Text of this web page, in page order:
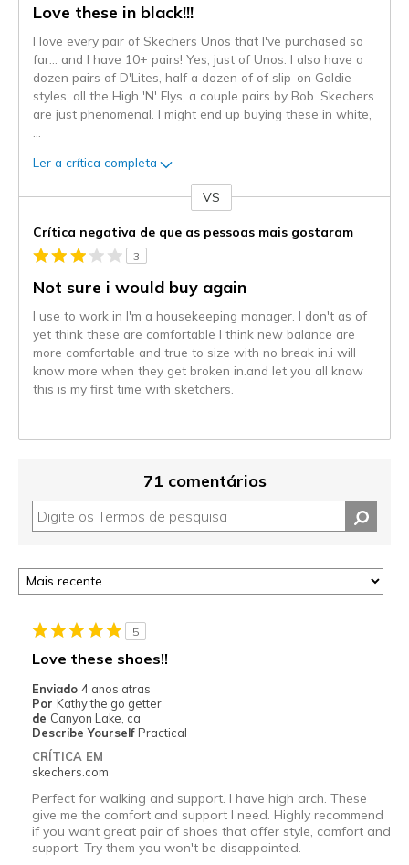
Love these in black!!!
I love every pair of Skechers Unos that I've purchased so
far... and I have 10+ pairs! Yes, just of Unos. I also have a
dozen pairs of D'Lites, half a dozen of of slip-on Goldie
styles, all the High 'N' Flys, a couple pairs by Bob. Skechers
are just phenomenal. I might end up buying these in white,
Ler a crítica completa
VS
Crítica negativa de que as pessoas mais gostaram
3
Not sure i would buy again
I use to work in I'm a housekeeping manager. I don't as of
yet think these are comfortable I think new balance are
more comfortable and true to size with no break in.i will
know more when they get broken in.and let you all know
this is my first time with sketchers.
71 comentários
5
Love these shoes!!
Enviado 4 anos atras
Por Kathy the go getter
de Canyon Lake, ca
Describe Yourself Practical
CRÍTICA EM
skechers.com
Perfect for walking and support. I have high arch. These
give me the comfort and support I need. Highly recommend
if you want great pair of shoes that offer style, comfort and
support. Try them you won't be disappointed.